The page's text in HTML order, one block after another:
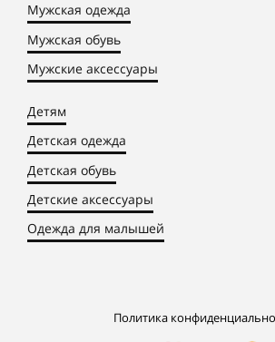
Мужская одежда
Мужская обувь
Мужские аксессуары
Детям
Детская одежда
Детская обувь
Детские аксессуары
Одежда для малышей
Политика